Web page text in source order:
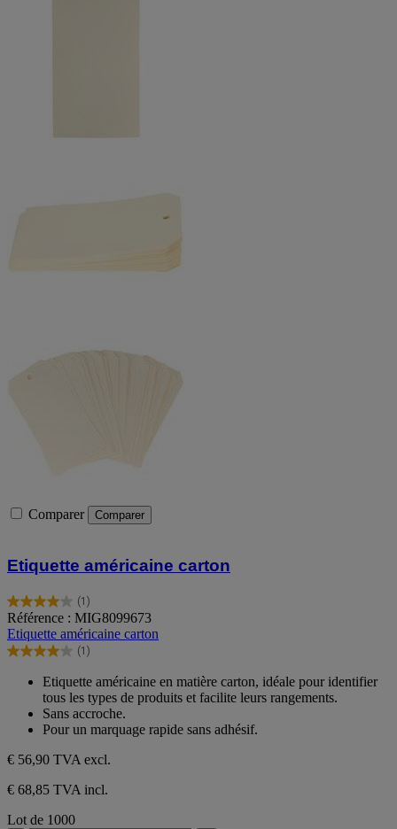
Comparer Comparer
Etiquette américaine carton
(1)
4.0
sur
5
étoiles.
avis
Référence : MIG8099673
Etiquette américaine carton
(1)
4.0
étoiles.
Etiquette américaine en matière carton, idéale pour identifier
tous les types de produits et facilite leurs rangements.
Sans accroche.
Pour un marquage rapide sans adhésif.
€ 56,90 TVA excl.
€ 68,85 TVA incl.
Lot de 1000